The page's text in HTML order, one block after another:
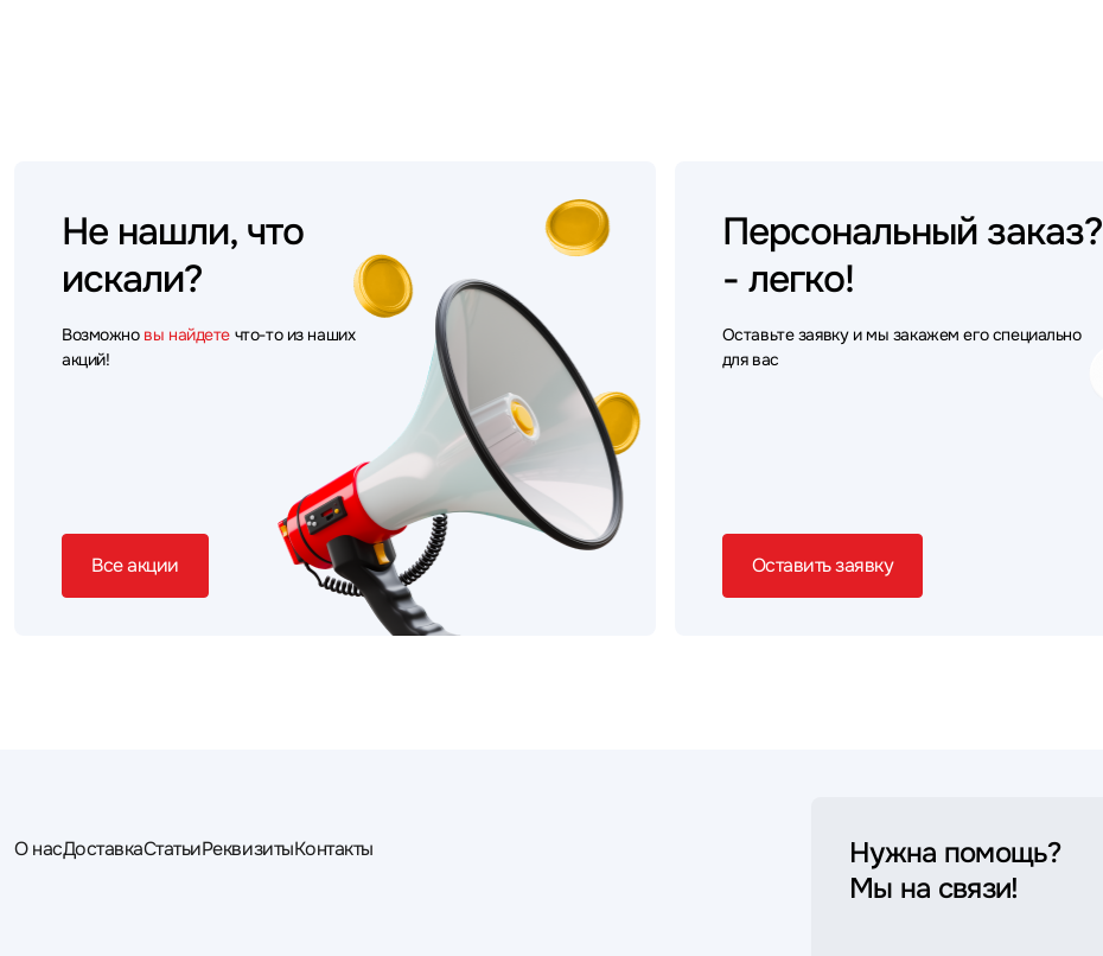
Не нашли, что
искали?
Возможно вы найдете что-то из наших
акций!
Все акции
Персональный заказ?
- легко!
Оставьте заявку и мы закажем его специально
для вас
Оставить заявку
О насДоставкаСтатьиРеквизитыКонтакты
Нужна помощь?
Мы на связи!